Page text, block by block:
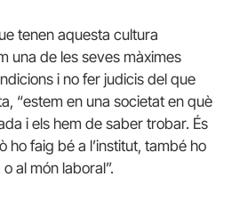
tenen aquesta cultura
una de les seves màximes
i no fer judicis del que
“estem en una societat en què
i els hem de saber trobar. És
ho faig bé a l’institut, també ho
al món laboral”.